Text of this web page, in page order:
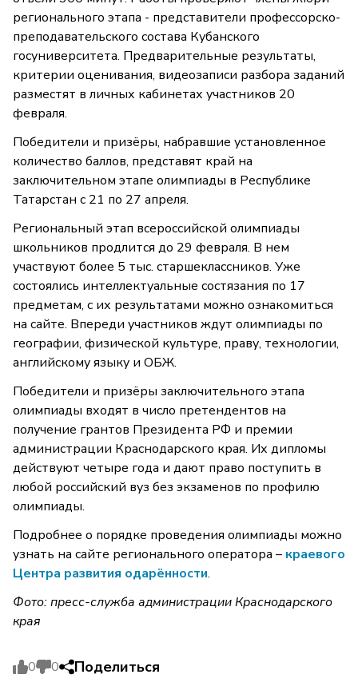
регионального этапа - представители профессорско-
преподавательского состава Кубанского
госуниверситета. Предварительные результаты,
критерии оценивания, видеозаписи разбора заданий
разместят в личных кабинетах участников 20
февраля.
Победители и призёры, набравшие установленное
количество баллов, представят край на
заключительном этапе олимпиады в Республике
Татарстан с 21 по 27 апреля.
Региональный этап всероссийской олимпиады
школьников продлится до 29 февраля. В нем
участвуют более 5 тыс. старшеклассников. Уже
состоялись интеллектуальные состязания по 17
предметам, с их результатами можно ознакомиться
на сайте. Впереди участников ждут олимпиады по
географии, физической культуре, праву, технологии,
английскому языку и ОБЖ.
Победители и призёры заключительного этапа
олимпиады входят в число претендентов на
получение грантов Президента РФ и премии
администрации Краснодарского края. Их дипломы
действуют четыре года и дают право поступить в
любой российский вуз без экзаменов по профилю
олимпиады.
Подробнее о порядке проведения олимпиады можно
узнать на сайте регионального оператора – краевого
Центра развития одарённости.
Фото: пресс-служба администрации Краснодарского
края
0 0 Поделиться